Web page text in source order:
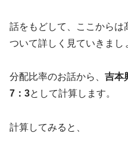
話をもどして、ここからは
ついて詳しく見ていきまし
分配比率のお話から、 吉本
7：3として計算します。
計算してみると、